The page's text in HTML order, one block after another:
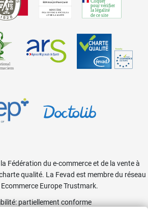
Fédération du e-commerce et de la vente à
qualité. La Fevad est membre du réseau
Europe Trustmark.
: partiellement conforme